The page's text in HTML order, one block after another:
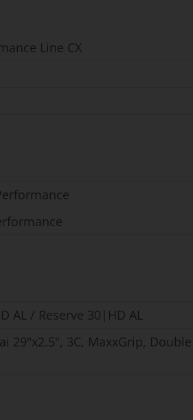
Line CX
AL / Reserve 30|HD AL
29"x2.5", 3C, MaxxGrip,